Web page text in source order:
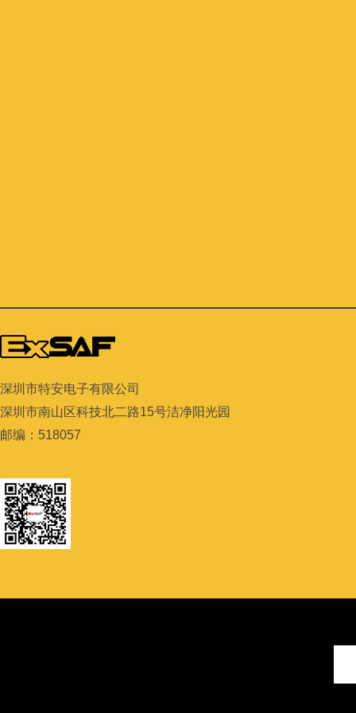
深圳市特安电子有限公司
深圳市南山区科技北二路15号洁净阳光园
邮编： 518057